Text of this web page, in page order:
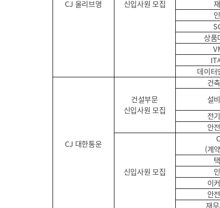
CJ 올리브영 신입사원 모집
상품
IT
데이터
CJ 대한통운
건설부문
신입사원 모집
건
설
전
안
신입사원 모집
(계
이
안
재